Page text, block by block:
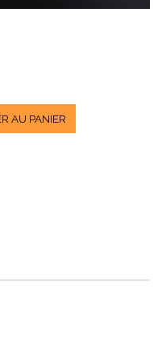
AU PANIER